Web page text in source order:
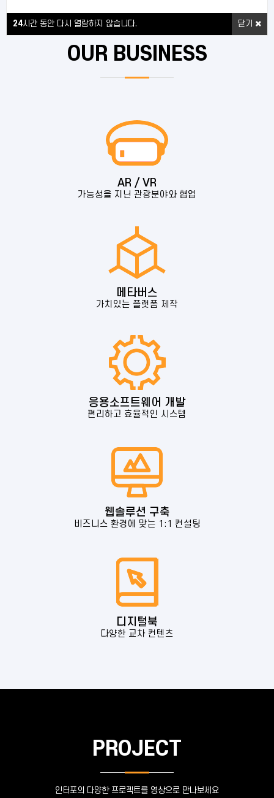
24시간 동안 다시 열람하지 않습니다. 닫기
OUR BUSINESS
AR / VR
가능성을 지닌 관광분야와 협업
메타버스
가치있는 플랫폼 제작
응용소프트웨어 개발
편리하고 효율적인 시스템
웹솔루션 구축
비즈니스 환경에 맞는 1:1 컨설팅
디지털북
다양한 교차 컨텐츠
PROJECT
인터포의 다양한 프로젝트를 영상으로 만나보세요